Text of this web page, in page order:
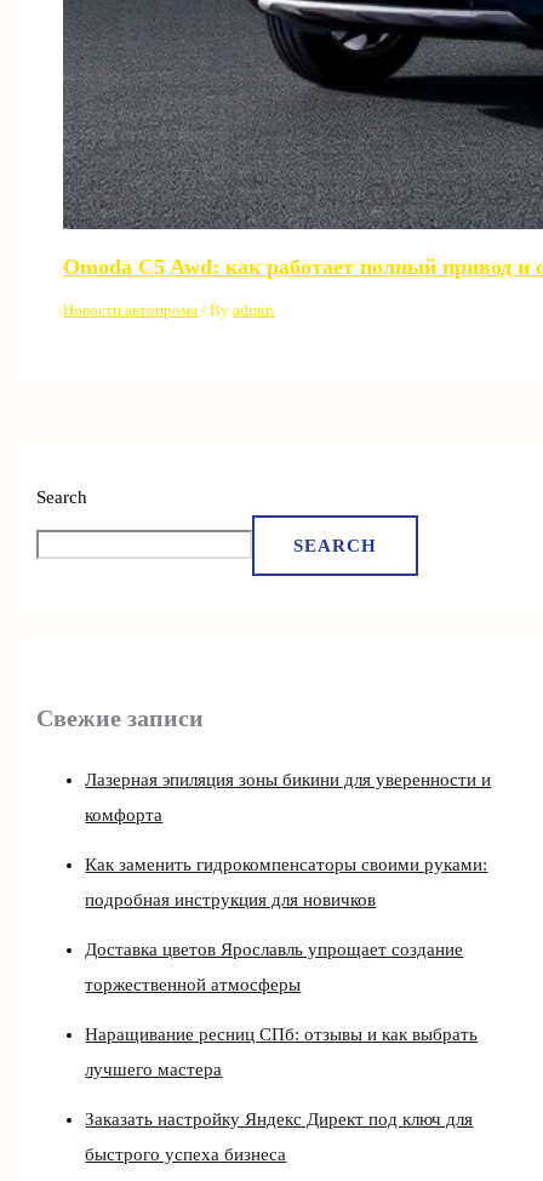
Search
SEARCH
Свежие записи
Лазерная эпиляция зоны бикини для уверенности и
комфорта
Как заменить гидрокомпенсаторы своими руками:
подробная инструкция для новичков
Доставка цветов Ярославль упрощает создание
торжественной атмосферы
Наращивание ресниц СПб: отзывы и как выбрать
лучшего мастера
Заказать настройку Яндекс Директ под ключ для
быстрого успеха бизнеса
Omoda C5 Awd: как работает полный привод и
Новости автопрома / Byadmin